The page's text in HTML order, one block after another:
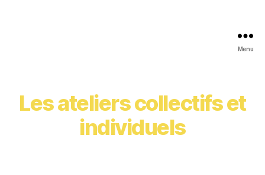
Menu
Les ateliers collectifs et
individuels